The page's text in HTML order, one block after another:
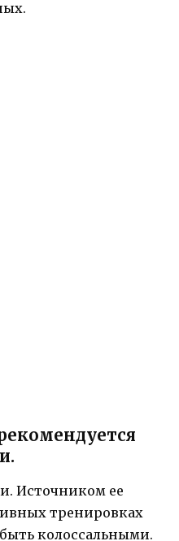
Источником ее
тренировках
колоссальными.